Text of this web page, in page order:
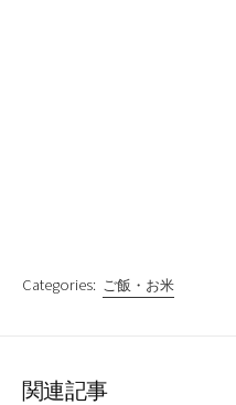
Categories: ご飯・お米
関連記事